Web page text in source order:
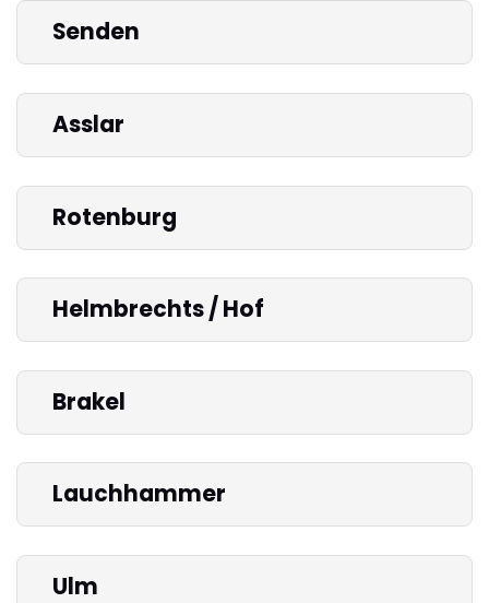
Senden
Asslar
Rotenburg
Helmbrechts / Hof
Brakel
Lauchhammer
Ulm